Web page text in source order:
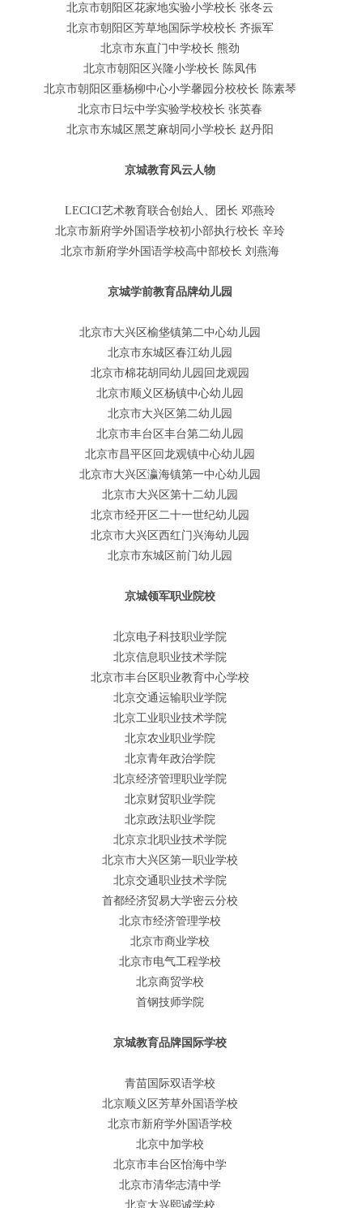
北京市朝阳区花家地实验小学校长 张冬云
北京市朝阳区芳草地国际学校校长 齐振军
北京市东直门中学校长 熊劲
北京市朝阳区兴隆小学校长 陈凤伟
北京市朝阳区垂杨柳中心小学馨园分校校长 陈素琴
北京市日坛中学实验学校校长 张英春
北京市东城区黑芝麻胡同小学校长 赵丹阳
京城教育风云人物
LECICI艺术教育联合创始人、团长 邓燕玲
北京市新府学外国语学校初小部执行校长 辛玲
北京市新府学外国语学校高中部校长 刘燕海
京城学前教育品牌幼儿园
北京市大兴区榆垡镇第二中心幼儿园
北京市东城区春江幼儿园
北京市棉花胡同幼儿园回龙观园
北京市顺义区杨镇中心幼儿园
北京市大兴区第二幼儿园
北京市丰台区丰台第二幼儿园
北京市昌平区回龙观镇中心幼儿园
北京市大兴区瀛海镇第一中心幼儿园
北京市大兴区第十二幼儿园
北京市经开区二十一世纪幼儿园
北京市大兴区西红门兴海幼儿园
北京市东城区前门幼儿园
京城领军职业院校
北京电子科技职业学院
北京信息职业技术学院
北京市丰台区职业教育中心学校
北京交通运输职业学院
北京工业职业技术学院
北京农业职业学院
北京青年政治学院
北京经济管理职业学院
北京财贸职业学院
北京政法职业学院
北京京北职业技术学院
北京市大兴区第一职业学校
北京交通职业技术学院
首都经济贸易大学密云分校
北京市经济管理学校
北京市商业学校
北京市电气工程学校
北京商贸学校
首钢技师学院
京城教育品牌国际学校
青苗国际双语学校
北京顺义区芳草外国语学校
北京市新府学外国语学校
北京中加学校
北京市丰台区怡海中学
北京市清华志清中学
北京大兴熙诚学校